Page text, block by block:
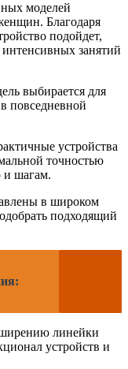
моделей
Благодаря
подойдет,
занятий
выбирается для
повседневной
устройства
точностью
и шагам.
в широком
подходящий
линейки
устройств и